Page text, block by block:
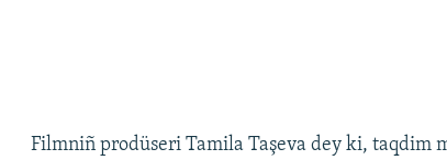
Filmniñ prodüseri Tamila Taşeva dey ki, taqdim